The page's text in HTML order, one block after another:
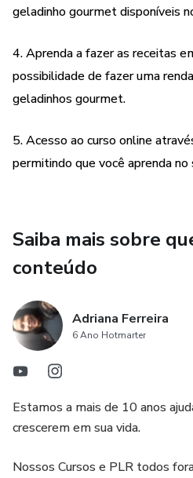
geladinho gourmet disponíveis
4. Aprenda a fazer as receitas
possibilidade de fazer uma
geladinhos gourmet.
5. Acesso ao curso online
permitindo que você aprenda
Saiba mais sobre
conteúdo
Adriana Ferreira
6 Ano Hotmarter
Estamos a mais de 10 anos
crescerem em sua vida.
Nossos Cursos e PLR todos